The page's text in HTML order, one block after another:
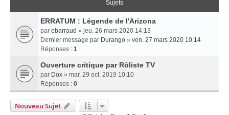
Sujets
ERRATUM : Légende de l'Arizona
par ebarraud » jeu. 26 mars 2020 14:13
Dernier message par Durango » ven. 27 mars 2020 10:14
Réponses : 1
Ouverture critique par Rôliste TV
par Dox » mar. 29 oct. 2019 10:10
Réponses : 0
Nouveau Sujet